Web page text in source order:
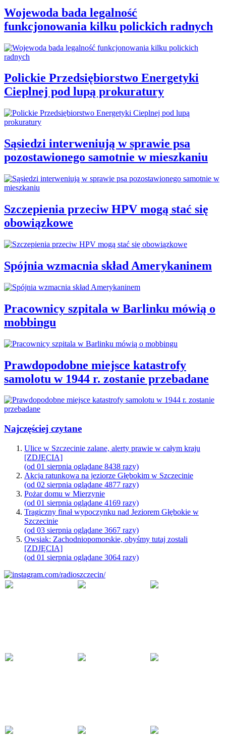
Wojewoda bada legalność
funkcjonowania kilku polickich radnych
Polickie Przedsiębiorstwo Energetyki
Cieplnej pod lupą prokuratury
Sąsiedzi interweniują w sprawie psa
pozostawionego samotnie w mieszkaniu
Szczepienia przeciw HPV mogą stać się
obowiązkowe
Spójnia wzmacnia skład Amerykaninem
Pracownicy szpitala w Barlinku mówią o
mobbingu
Prawdopodobne miejsce katastrofy
samolotu w 1944 r. zostanie przebadane
Najczęściej czytane
Ulice w Szczecinie zalane, alerty prawie w całym kraju
[ZDJĘCIA]
(od 01 sierpnia oglądane 8438 razy)
Akcja ratunkowa na jeziorze Głębokim w Szczecinie
(od 02 sierpnia oglądane 4877 razy)
Pożar domu w Mierzynie
(od 01 sierpnia oglądane 4169 razy)
Tragiczny finał wypoczynku nad Jeziorem Głębokie w
Szczecinie
(od 03 sierpnia oglądane 3667 razy)
Owsiak: Zachodniopomorskie, obyśmy tutaj zostali
[ZDJĘCIA]
(od 01 sierpnia oglądane 3064 razy)